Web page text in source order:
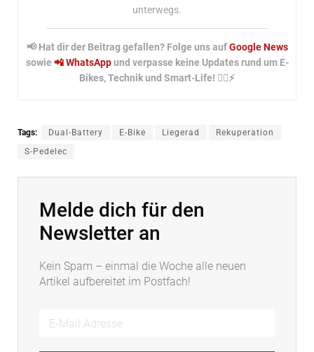
unterwegs.
📢 Hat dir der Beitrag gefallen? Folge uns aufGoogle News
sowie 📲 WhatsAppund verpasse keine Updates rund um E-
Bikes, Technik und Smart-Life! 🚴‍♂️⚡
Tags: Dual-Battery E-Bike Liegerad
Rekuperation
S-Pedelec
Melde dich für den
Newsletter an
Kein Spam – einmal die Woche alle neuen
Artikel aufbereitet im Postfach!